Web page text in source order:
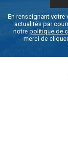
En renseignant
actualités par
notre politique de
merci de